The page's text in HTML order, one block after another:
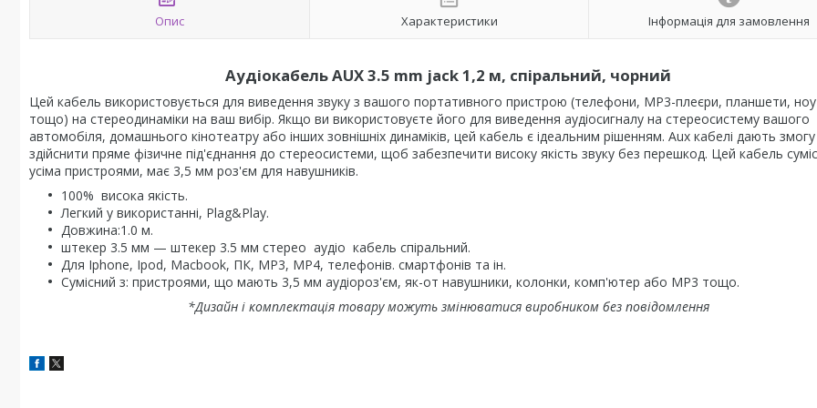
Опис Характеристики Інформація для замовлення
Аудіокабель AUX 3.5 mm jack 1,2 м, спіральний, чорний
Цей кабель використовується для виведення звуку з вашого портативного пристрою (телефони, MP3-плеєри, планшети,
тощо) на стереодинаміки на ваш вибір. Якщо ви використовуєте його для виведення аудіосигналу на стереосистему вашого
автомобіля, домашнього кінотеатру або інших зовнішніх динаміків, цей кабель є ідеальним рішенням. Aux кабелі дають змогу
здійснити пряме фізичне під'єднання до стереосистеми, щоб забезпечити високу якість звуку без перешкод. Цей кабель
усіма пристроями, має 3,5 мм роз'єм для навушників.
100% висока якість.
Легкий у використанні, Plag&Play.
Довжина:1.0 м.
штекер 3.5 мм — штекер 3.5 мм стерео аудіо кабель спіральний.
Для Iphone, Ipod, Macbook, ПК, MP3, MP4, телефонів. смартфонів та ін.
Сумісний з: пристроями, що мають 3,5 мм аудіороз'єм, як-от навушники, колонки, комп'ютер або MP3 тощо.
*Дизайн і комплектація товару можуть змінюватися виробником без повідомлення